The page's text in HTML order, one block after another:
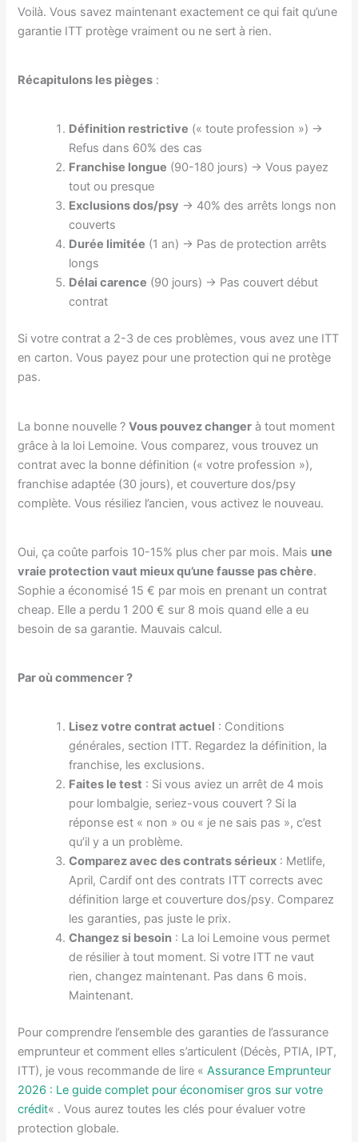
Voilà. Vous savez maintenant exactement ce qui fait qu’une
garantie ITT protège vraiment ou ne sert à rien.
Récapitulons les pièges :
Définition restrictive (« toute profession ») →
Refus dans 60% des cas
Franchise longue (90-180 jours) → Vous payez
tout ou presque
Exclusions dos/psy → 40% des arrêts longs non
couverts
Durée limitée (1 an) → Pas de protection arrêts
longs
Délai carence (90 jours) → Pas couvert début
contrat
Si votre contrat a 2-3 de ces problèmes, vous avez une ITT
en carton. Vous payez pour une protection qui ne protège
pas.
La bonne nouvelle ?Vous pouvez changer à tout moment
grâce à la loi Lemoine. Vous comparez, vous trouvez un
contrat avec la bonne définition (« votre profession »),
franchise adaptée (30 jours), et couverture dos/psy
complète. Vous résiliez l’ancien, vous activez le nouveau.
Oui, ça coûte parfois 10-15% plus cher par mois. Mais une
vraie protection vaut mieux qu’une fausse pas chère.
Sophie a économisé 15 € par mois en prenant un contrat
cheap. Elle a perdu 1 200 € sur 8 mois quand elle a eu
besoin de sa garantie. Mauvais calcul.
Par où commencer ?
Lisez votre contrat actuel : Conditions
générales, section ITT. Regardez la définition, la
franchise, les exclusions.
Faites le test : Si vous aviez un arrêt de 4 mois
pour lombalgie, seriez-vous couvert ? Si la
réponse est « non » ou « je ne sais pas », c’est
qu’il y a un problème.
Comparez avec des contrats sérieux : Metlife,
April, Cardif ont des contrats ITT corrects avec
définition large et couverture dos/psy. Comparez
les garanties, pas juste le prix.
Changez si besoin : La loi Lemoine vous permet
de résilier à tout moment. Si votre ITT ne vaut
rien, changez maintenant. Pas dans 6 mois.
Maintenant.
Pour comprendre l’ensemble des garanties de l’assurance
emprunteur et comment elles s’articulent (Décès, PTIA, IPT,
ITT), je vous recommande de lire «Assurance Emprunteur
2026 : Le guide complet pour économiser gros sur votre
crédit« . Vous aurez toutes les clés pour évaluer votre
protection globale.